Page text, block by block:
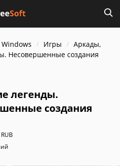
Windows Игры
Аркады,
Несовершенные создания
легенды.
создания